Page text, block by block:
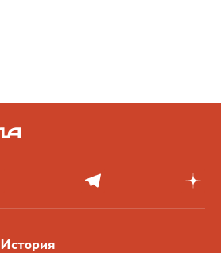
История